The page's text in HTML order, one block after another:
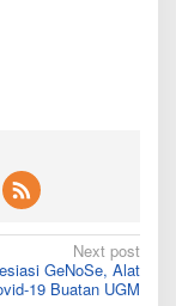
Next post
GeNoSe, Alat
19 Buatan UGM